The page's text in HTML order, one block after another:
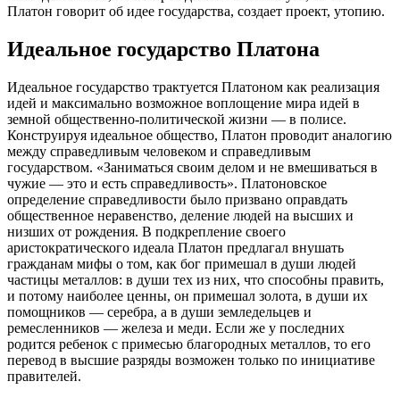
Платон говорит об идее государства, создает проект, утопию.
Идеальное государство Платона
Идеальное государство трактуется Платоном как реализация
идей и максимально возможное воплощение мира идей в
земной общественно-политической жизни — в полисе.
Конструируя идеальное общество, Платон проводит аналогию
между справедливым человеком и справедливым
государством. «Заниматься своим делом и не вмешиваться в
чужие — это и есть справедливость». Платоновское
определение справедливости было призвано оправдать
общественное неравенство, деление людей на высших и
низших от рождения. В подкрепление своего
аристократического идеала Платон предлагал внушать
гражданам мифы о том, как бог примешал в души людей
частицы металлов: в души тех из них, что способны править,
и потому наиболее ценны, он примешал золота, в души их
помощников — серебра, а в души земледельцев и
ремесленников — железа и меди. Если же у последних
родится ребенок с примесью благородных металлов, то его
перевод в высшие разряды возможен только по инициативе
правителей.